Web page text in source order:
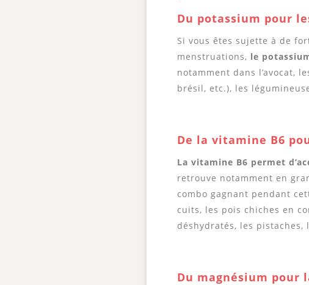
Du potassium pour
Si vous êtes sujette à de
menstruations, le
notamment dans l’avocat,
brésil, etc.), les
De la vitamine B6
La vitamine B6 permet
retrouve notamment en
combo gagnant pendant
cuits, les pois chiches en
déshydratés, les pistaches,
Du magnésium pour